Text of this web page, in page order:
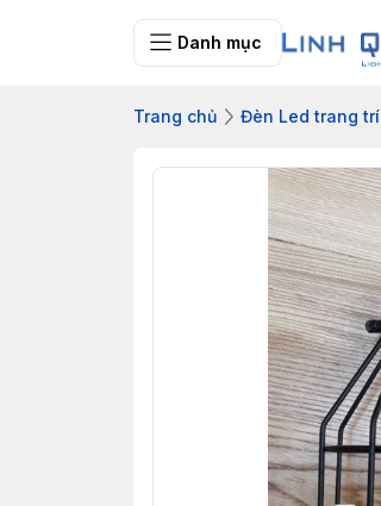
Danh mục
Trang chủ Đèn Led trang trí